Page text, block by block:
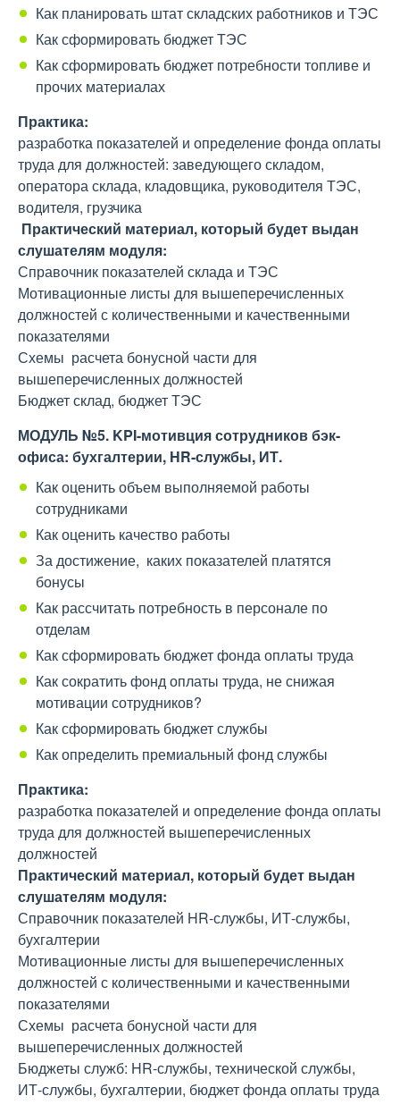
Как планировать штат складских работников и ТЭС
Как сформировать бюджет ТЭС
Как сформировать бюджет потребности топливе и
прочих материалах
Практика:
разработка показателей и определение фонда оплаты
труда для должностей: заведующего складом,
оператора склада, кладовщика, руководителя ТЭС,
водителя, грузчика
Практический материал, который будет выдан
слушателям модуля:
Справочник показателей склада и ТЭС
Мотивационные листы для вышеперечисленных
должностей с количественными и качественными
показателями
Схемы расчета бонусной части для
вышеперечисленных должностей
Бюджет склад, бюджет ТЭС
МОДУЛЬ №5. KPI-мотивция сотрудников бэк-
офиса: бухгалтерии, HR-службы, ИТ.
Как оценить объем выполняемой работы
сотрудниками
Как оценить качество работы
За достижение, каких показателей платятся
бонусы
Как рассчитать потребность в персонале по
отделам
Как сформировать бюджет фонда оплаты труда
Как сократить фонд оплаты труда, не снижая
мотивации сотрудников?
Как сформировать бюджет службы
Как определить премиальный фонд службы
Практика:
разработка показателей и определение фонда оплаты
труда для должностей вышеперечисленных
должностей
Практический материал, который будет выдан
слушателям модуля:
Справочник показателей HR-службы, ИТ-службы,
бухгалтерии
Мотивационные листы для вышеперечисленных
должностей с количественными и качественными
показателями
Схемы расчета бонусной части для
вышеперечисленных должностей
Бюджеты служб: HR-службы, технической службы,
ИТ-службы, бухгалтерии, бюджет фонда оплаты труда